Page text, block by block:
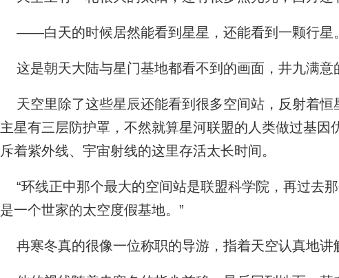
——白天的时候居然能看到星星，还能看到一颗行星。
这是朝天大陆与星门基地都看不到的画面，井九满意
天空里除了这些星辰还能看到很多空间站，反射着恒
主星有三层防护罩，不然就算星河联盟的人类做过基
斥着紫外线、宇宙射线的这里存活太长时间。
“环线正中那个最大的空间站是联盟科学院，再过去
是一个世家的太空度假基地。”
冉寒冬真的很像一位称职的导游，指着天空认真地讲